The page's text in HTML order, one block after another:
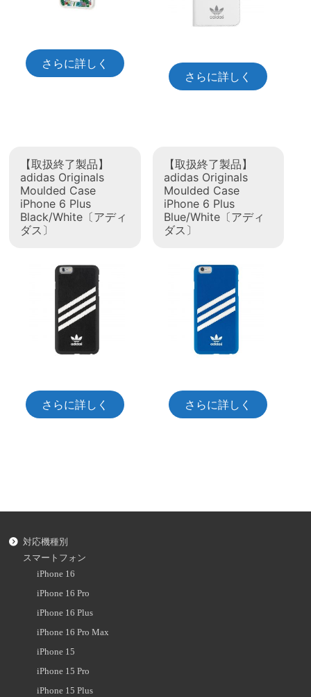
さらに詳しく
さらに詳しく
【取扱終了製品】
adidas Originals
Moulded Case
iPhone 6 Plus
Black/White〔アディ
ダス〕
さらに詳しく
【取扱終了製品】
adidas Originals
Moulded Case
iPhone 6 Plus
Blue/White〔アディ
ダス〕
さらに詳しく
対応機種別
スマートフォン
iPhone 16
iPhone 16 Pro
iPhone 16 Plus
iPhone 16 Pro Max
iPhone 15
iPhone 15 Pro
iPhone 15 Plus